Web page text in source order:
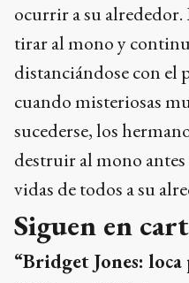
ocurrir a su
tirar al mono y
distanciándose con el
cuando misteriosas
sucederse, los
destruir al mono antes
vidas de todos a su
Siguen en
“Bridget Jones: loca